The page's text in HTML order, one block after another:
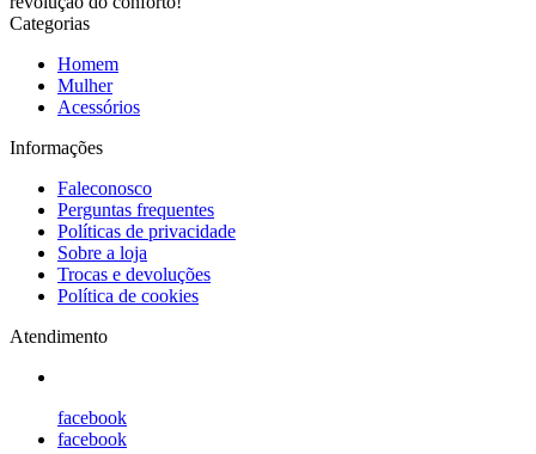
Categorias
Homem
Mulher
Acessórios
Informações
Faleconosco
Perguntas frequentes
Políticas de privacidade
Sobre a loja
Trocas e devoluções
Política de cookies
Atendimento
facebook
facebook